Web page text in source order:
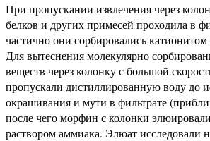
При пропускании извлечения через
белков и других примесей проходила в
частично они сорбировались
Для вытеснения молекулярно
веществ через колонку с большой
пропускали дистиллированную воду до
окрашивания и мути в фильтрате
после чего морфин с колонки
раствором аммиака. Элюат исследовали